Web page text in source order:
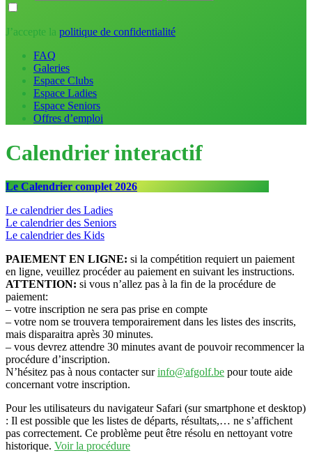
J’accepte la politique de confidentialité
FAQ
Galeries
Espace Clubs
Espace Ladies
Espace Seniors
Offres d’emploi
Calendrier interactif
Le Calendrier complet 2026
Le calendrier des Ladies
Le calendrier des Seniors
Le calendrier des Kids
PAIEMENT EN LIGNE: si la compétition requiert un paiement
en ligne, veuillez procéder au paiement en suivant les instructions.
ATTENTION: si vous n’allez pas à la fin de la procédure de
paiement:
– votre inscription ne sera pas prise en compte
– votre nom se trouvera temporairement dans les listes des inscrits,
mais disparaitra après 30 minutes.
– vous devrez attendre 30 minutes avant de pouvoir recommencer la
procédure d’inscription.
N’hésitez pas à nous contacter surinfo@afgolf.be pour toute aide
concernant votre inscription.
Pour les utilisateurs du navigateur Safari (sur smartphone et desktop)
: Il est possible que les listes de départs, résultats,… ne s’affichent
pas correctement. Ce problème peut être résolu en nettoyant votre
historique. Voir la procédure